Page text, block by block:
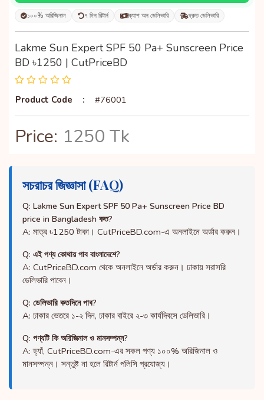
১০০% অরিজিনাল ৭ দিন রিটার্ন ক্যাশ অন ডেলিভারি দ্রুত ডেলিভারি
Lakme Sun Expert SPF 50 Pa+ Sunscreen Price
BD ৳1250 | CutPriceBD
Product Code : #76001
Price: 1250 Tk
সচরাচর জিজ্ঞাসা (FAQ)
Q: Lakme Sun Expert SPF 50 Pa+ Sunscreen Price BD
price in Bangladesh কত?
A: মাত্র ৳1250 টাকা। CutPriceBD.com-এ অনলাইনে অর্ডার করুন।
Q: এই পণ্য কোথায় পাব বাংলাদেশে?
A: CutPriceBD.com থেকে অনলাইনে অর্ডার করুন। ঢাকায় সরাসরি
ডেলিভারি পাবেন।
Q: ডেলিভারি কতদিনে পাব?
A: ঢাকার ভেতরে ১-২ দিন, ঢাকার বাইরে ২-৩ কার্যদিবসে ডেলিভারি।
Q: পণ্যটি কি অরিজিনাল ও মানসম্পন্ন?
A: হ্যাঁ, CutPriceBD.com-এর সকল পণ্য ১০০% অরিজিনাল ও
মানসম্পন্ন। সন্তুষ্ট না হলে রিটার্ন পলিসি প্রযোজ্য।